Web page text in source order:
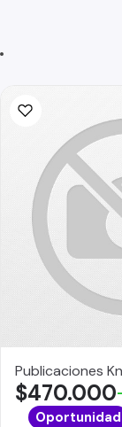
Publicaciones
$470.000
Oportunidad